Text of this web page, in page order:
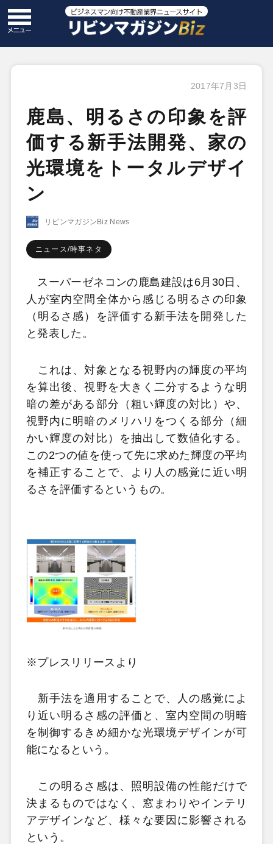
2017年7月3日
鹿島、明るさの印象を評
価する新手法開発、家の
光環境をトータルデザイ
ン
リビンマガジンBiz News
ニュース/時事ネタ
スーパーゼネコンの鹿島建設は6月30日、
人が室内空間全体から感じる明るさの印象
（明るさ感）を評価する新手法を開発した
と発表した。
これは、対象となる視野内の輝度の平均
を算出後、視野を大きく二分するような明
暗の差がある部分（粗い輝度の対比）や、
視野内に明暗のメリハリをつくる部分（細
かい輝度の対比）を抽出して数値化する。
この2つの値を使って先に求めた輝度の平均
を補正することで、より人の感覚に近い明
るさを評価するというもの。
※プレスリリースより
新手法を適用することで、人の感覚によ
り近い明るさ感の評価と、室内空間の明暗
を制御するきめ細かな光環境デザインが可
能になるという。
この明るさ感は、照明設備の性能だけで
決まるものではなく、窓まわりやインテリ
アデザインなど、様々な要因に影響される
という。